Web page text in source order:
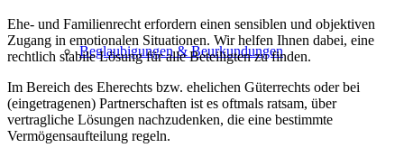
Beglaubigungen & Beurkundungen
Ehe- und Familienrecht erfordern einen sensiblen und objektiven
Zugang in emotionalen Situationen. Wir helfen Ihnen dabei, eine
rechtlich stabile Lösung für alle Beteiligten zu finden.
Im Bereich des Eherechts bzw. ehelichen Güterrechts oder bei
(eingetragenen) Partnerschaften ist es oftmals ratsam, über
vertragliche Lösungen nachzudenken, die eine bestimmte
Vermögensaufteilung regeln.